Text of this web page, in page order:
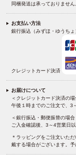
同梱発送は承っておりません
お支払い方法
銀行振込（みずほ・ゆうち
クレジットカード決済
お届けについて
＜クレジットカード決済の場
午後１時までのご注文で、3
＜銀行振込・郵便振替の場合
ご入金確認後、3～4営業日
＊ラッピングをご注文いた
戴する場合がございます。予